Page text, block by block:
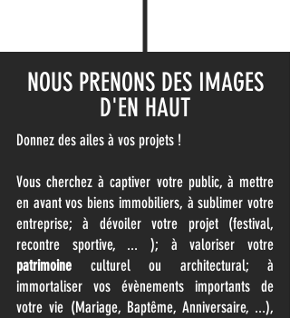
NOUS PRENONS DES IMAGES
D'EN HAUT
Donnez des ailes à vos projets !
Vous cherchez à captiver votre public, à mettre
en avant vos biens immobiliers, à sublimer votre
entreprise; à dévoiler votre projet (festival,
recontre sportive, ... ); à valoriser votre
patrimoine culturel ou architectural; à
immortaliser vos évènements importants de
votre vie (Mariage, Baptême, Anniversaire, ...),